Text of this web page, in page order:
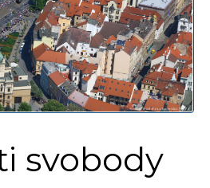
svobody